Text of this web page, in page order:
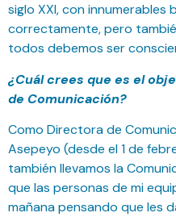
siglo XXI, con innumerables
correctamente, pero
todos debemos ser
¿Cuál crees que es el
de Comunicación?
Como Directora de
Asepeyo (desde el 1 de
también llevamos la
que las personas de mi
mañana pensando que les